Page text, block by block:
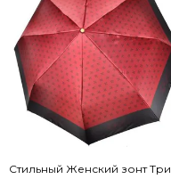
Стильный Женский зонт Три